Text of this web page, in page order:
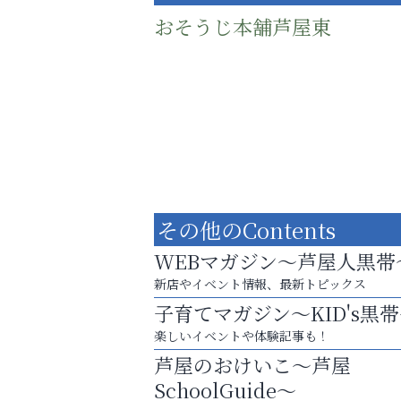
おそうじ本舗芦屋東
梅雨でカビが繁殖する前に！
エアコン掃除は“今”が最適
芦屋人~あしやびと~
その他のContents
WEBマガジン～芦屋人黒帯
新店やイベント情報、最新トピックス
子育てマガジン～KID's黒
楽しいイベントや体験記事も！
芦屋のおけいこ～芦屋
SchoolGuide～